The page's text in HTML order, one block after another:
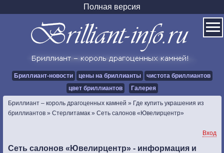
Полная версия
Бриллиант-новости цены на бриллианты
чистота бриллиантов
цвет бриллиантов
Галерея
Бриллиант – король драгоценных камней » Где купить украшения из
бриллиантов » Стерлитамак » Сеть салонов «Ювелирцентр»
Вход
Сеть салонов «Ювелирцентр» - информация и